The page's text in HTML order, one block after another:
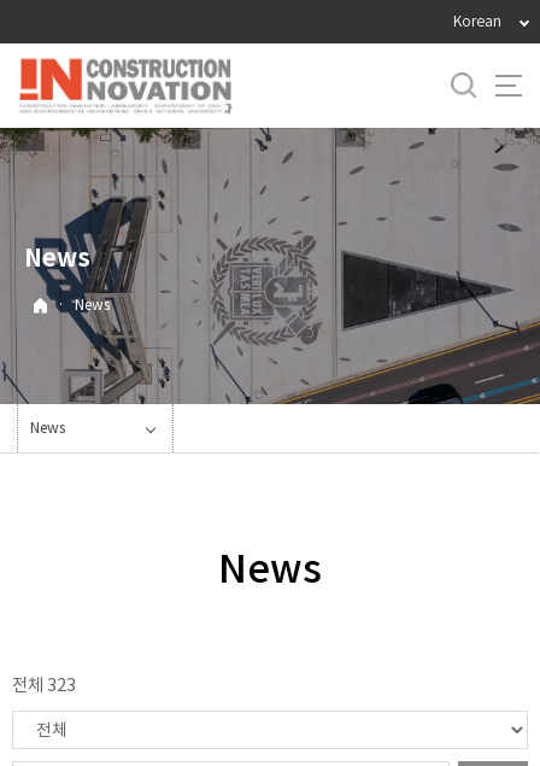
로
메
뉴
Korean
News
· News
News
News
전체 323